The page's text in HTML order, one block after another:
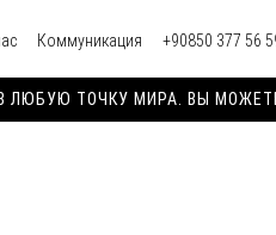
Коммуникация +90850 377 56
ТОЧКУ МИРА. ВЫ